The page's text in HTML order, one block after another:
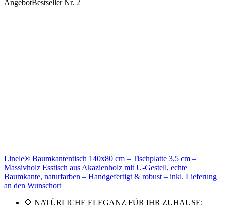
AngebotBestseller Nr. 2
Linele® Baumkantentisch 140x80 cm – Tischplatte 3,5 cm –
Massivholz Esstisch aus Akazienholz mit U-Gestell, echte
Baumkante, naturfarben – Handgefertigt & robust – inkl. Lieferung
an den Wunschort
🔷 NATÜRLICHE ELEGANZ FÜR IHR ZUHAUSE: